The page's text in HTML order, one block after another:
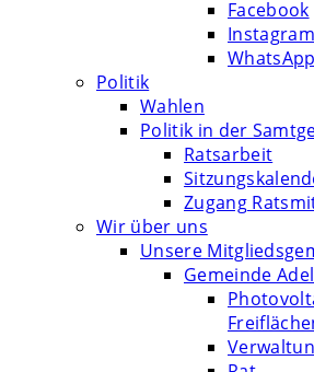
Facebook
Instagram
WhatsApp
Politik
Wahlen
Politik in der
Ratsarbeit
Zugang
Wir über uns
Unsere
Gemeinde